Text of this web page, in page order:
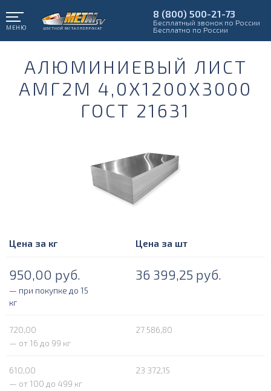
МЕНЮ
8 (800) 500-21-73
Бесплатный звонок по России
Бесплатно по России
АЛЮМИНИЕВЫЙ ЛИСТ
АМГ2М 4,0Х1200Х3000
ГОСТ 21631
Цена за кг Цена за шт
950,00 руб. 36 399,25 руб.
— при покупке до 15
кг
720,00
27 586,80
— от 16 до 99 кг
610,00
23 372,15
— от 100 до 499 кг